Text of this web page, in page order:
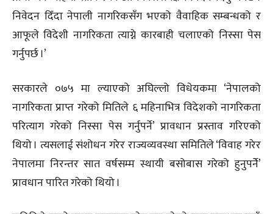
निवेदन दिँदा नेपाली नागरिकसँग भएको वैवाहिक सम्बन्धको र
आफूले विदेशी नागरिकता त्याग्ने कारबाही चलाएको निस्सा पेस
गर्नुपर्छ ।’
सरकारले ०७५ मा ल्याएको अघिल्लो विधेयकमा ‘नेपालको
नागरिकता प्राप्त गरेको मितिले ६ महिनाभित्र विदेशको नागरिकता
परित्याग गरेको निस्सा पेस गर्नुपर्ने’ प्रावधान प्रस्ताव गरिएको
थियो । त्यसलाई संशोधन गरेर राज्यव्यवस्था समितिले ‘विवाह गरेर
नेपालमा निरन्तर सात वर्षसम्म स्थायी बसोबास गरेको हुनुपर्नेे’
प्रावधान पारित गरेको थियो ।